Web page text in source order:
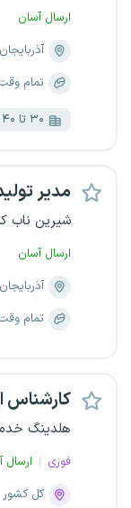
ارسال آسان
تمام
۳۰ تا ۴۰ میلیون تومان
مدیر
شیرین ناب
ارسال آسان
تمام
کارشناس
هلدینگ
فوری
ارسال
کل کشور